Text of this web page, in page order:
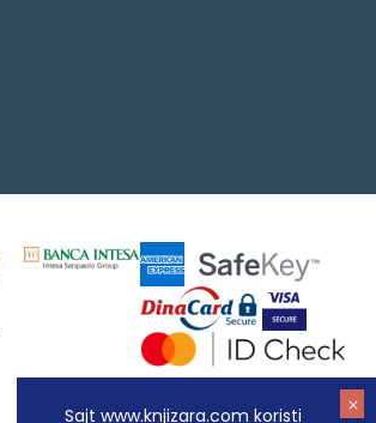
Sajt www.knjizara.com koristi